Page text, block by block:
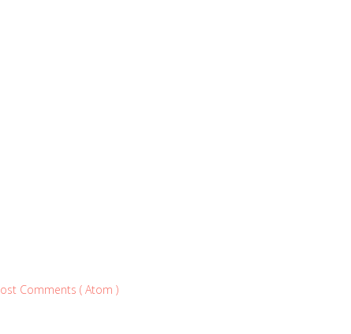
Comments ( Atom )